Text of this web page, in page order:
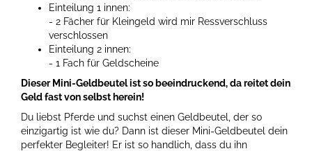
Einteilung 1 innen:
- 2 Fächer für Kleingeld wird mir Ressverschluss
verschlossen
Einteilung 2 innen:
- 1 Fach für Geldscheine
Dieser Mini-Geldbeutel ist so beeindruckend, da reitet dein
Geld fast von selbst herein!
Du liebst Pferde und suchst einen Geldbeutel, der so
einzigartig ist wie du? Dann ist dieser Mini-Geldbeutel dein
perfekter Begleiter! Er ist so handlich, dass du ihn